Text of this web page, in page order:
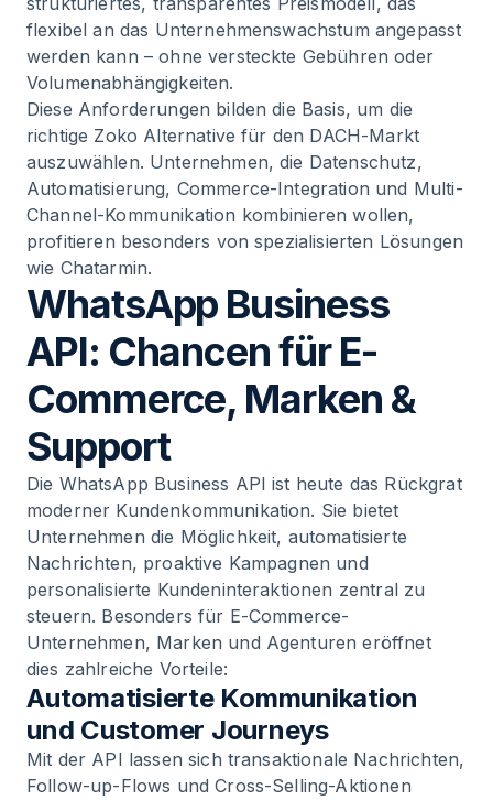
flexibel an das Unternehmenswachstum angepasst
werden kann – ohne versteckte Gebühren oder
Volumenabhängigkeiten.
Diese Anforderungen bilden die Basis, um die
richtige Zoko Alternative für den DACH-Markt
auszuwählen. Unternehmen, die Datenschutz,
Automatisierung, Commerce-Integration und Multi-
Channel-Kommunikation kombinieren wollen,
profitieren besonders von spezialisierten Lösungen
wie Chatarmin.
WhatsApp Business
API: Chancen für E-
Commerce, Marken &
Support
Die WhatsApp Business API ist heute das Rückgrat
moderner Kundenkommunikation. Sie bietet
Unternehmen die Möglichkeit, automatisierte
Nachrichten, proaktive Kampagnen und
personalisierte Kundeninteraktionen zentral zu
steuern. Besonders für E-Commerce-
Unternehmen, Marken und Agenturen eröffnet
dies zahlreiche Vorteile:
Automatisierte Kommunikation
und Customer Journeys
Mit der API lassen sich transaktionale Nachrichten,
Follow-up-Flows und Cross-Selling-Aktionen